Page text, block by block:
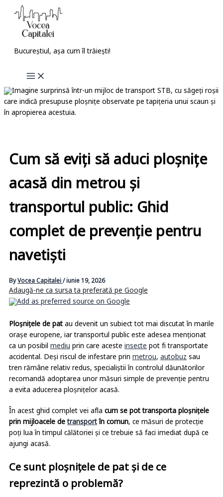
Skip
content
Bucureștiul, așa cum îl trăiești!
Cum să eviți să aduci ploșnițe
acasă din metrou și
transportul public: Ghid
complet de prevenție pentru
navetiști
ByVocea Capitalei/iunie 19, 2026
Adaugă-ne ca sursa ta preferată pe Google
Ploșnițele de pat au devenit un subiect tot mai discutat în marile
orașe europene, iar transportul public este adesea menționat
ca un posibil mediu prin care aceste insecte pot fi transportate
accidental. Deși riscul de infestare prin metrou, autobuz sau
tren rămâne relativ redus, specialiștii în controlul dăunătorilor
recomandă adoptarea unor măsuri simple de prevenție pentru
a evita aducerea ploșnițelor acasă.
În acest ghid complet vei afla cum se pot transporta ploșnițele
prin mijloacele detransport în comun, ce măsuri de protecție
poți lua în timpul călătoriei și ce trebuie să faci imediat după ce
ajungi acasă.
Ce sunt ploșnițele de pat și de ce
reprezintă o problemă?